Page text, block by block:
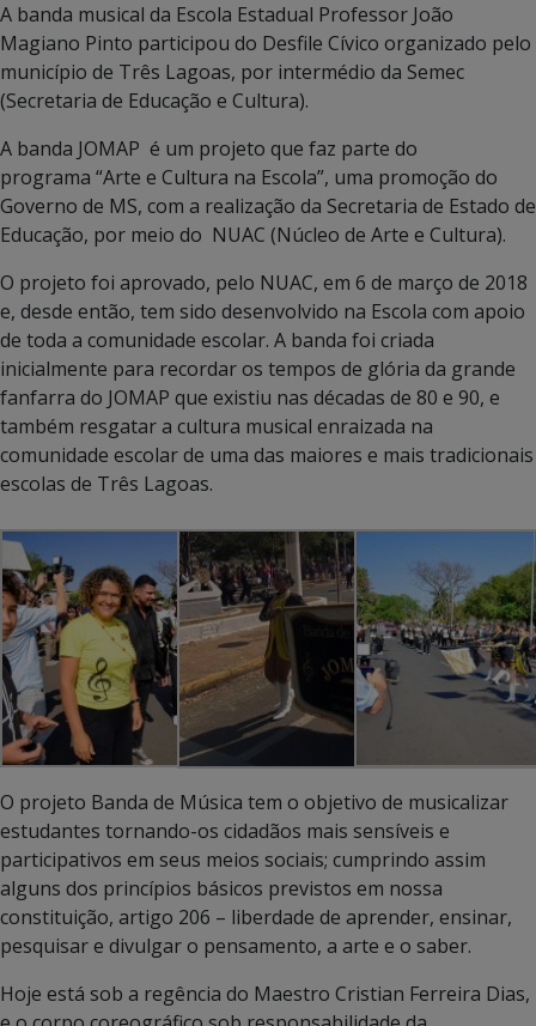
A banda musical da Escola Estadual Professor João
Magiano Pinto participou do Desfile Cívico organizado pelo
município de Três Lagoas, por intermédio da Semec
(Secretaria de Educação e Cultura).
A banda JOMAP é um projeto que faz parte do
programa “Arte e Cultura na Escola”, uma promoção do
Governo de MS, com a realização da Secretaria de Estado de
Educação, por meio do NUAC (Núcleo de Arte e Cultura).
O projeto foi aprovado, pelo NUAC, em 6 de março de 2018
e, desde então, tem sido desenvolvido na Escola com apoio
de toda a comunidade escolar. A banda foi criada
inicialmente para recordar os tempos de glória da grande
fanfarra do JOMAP que existiu nas décadas de 80 e 90, e
também resgatar a cultura musical enraizada na
comunidade escolar de uma das maiores e mais tradicionais
escolas de Três Lagoas.
O projeto Banda de Música tem o objetivo de musicalizar
estudantes tornando-os cidadãos mais sensíveis e
participativos em seus meios sociais; cumprindo assim
alguns dos princípios básicos previstos em nossa
constituição, artigo 206 – liberdade de aprender, ensinar,
pesquisar e divulgar o pensamento, a arte e o saber.
Hoje está sob a regência do Maestro Cristian Ferreira Dias,